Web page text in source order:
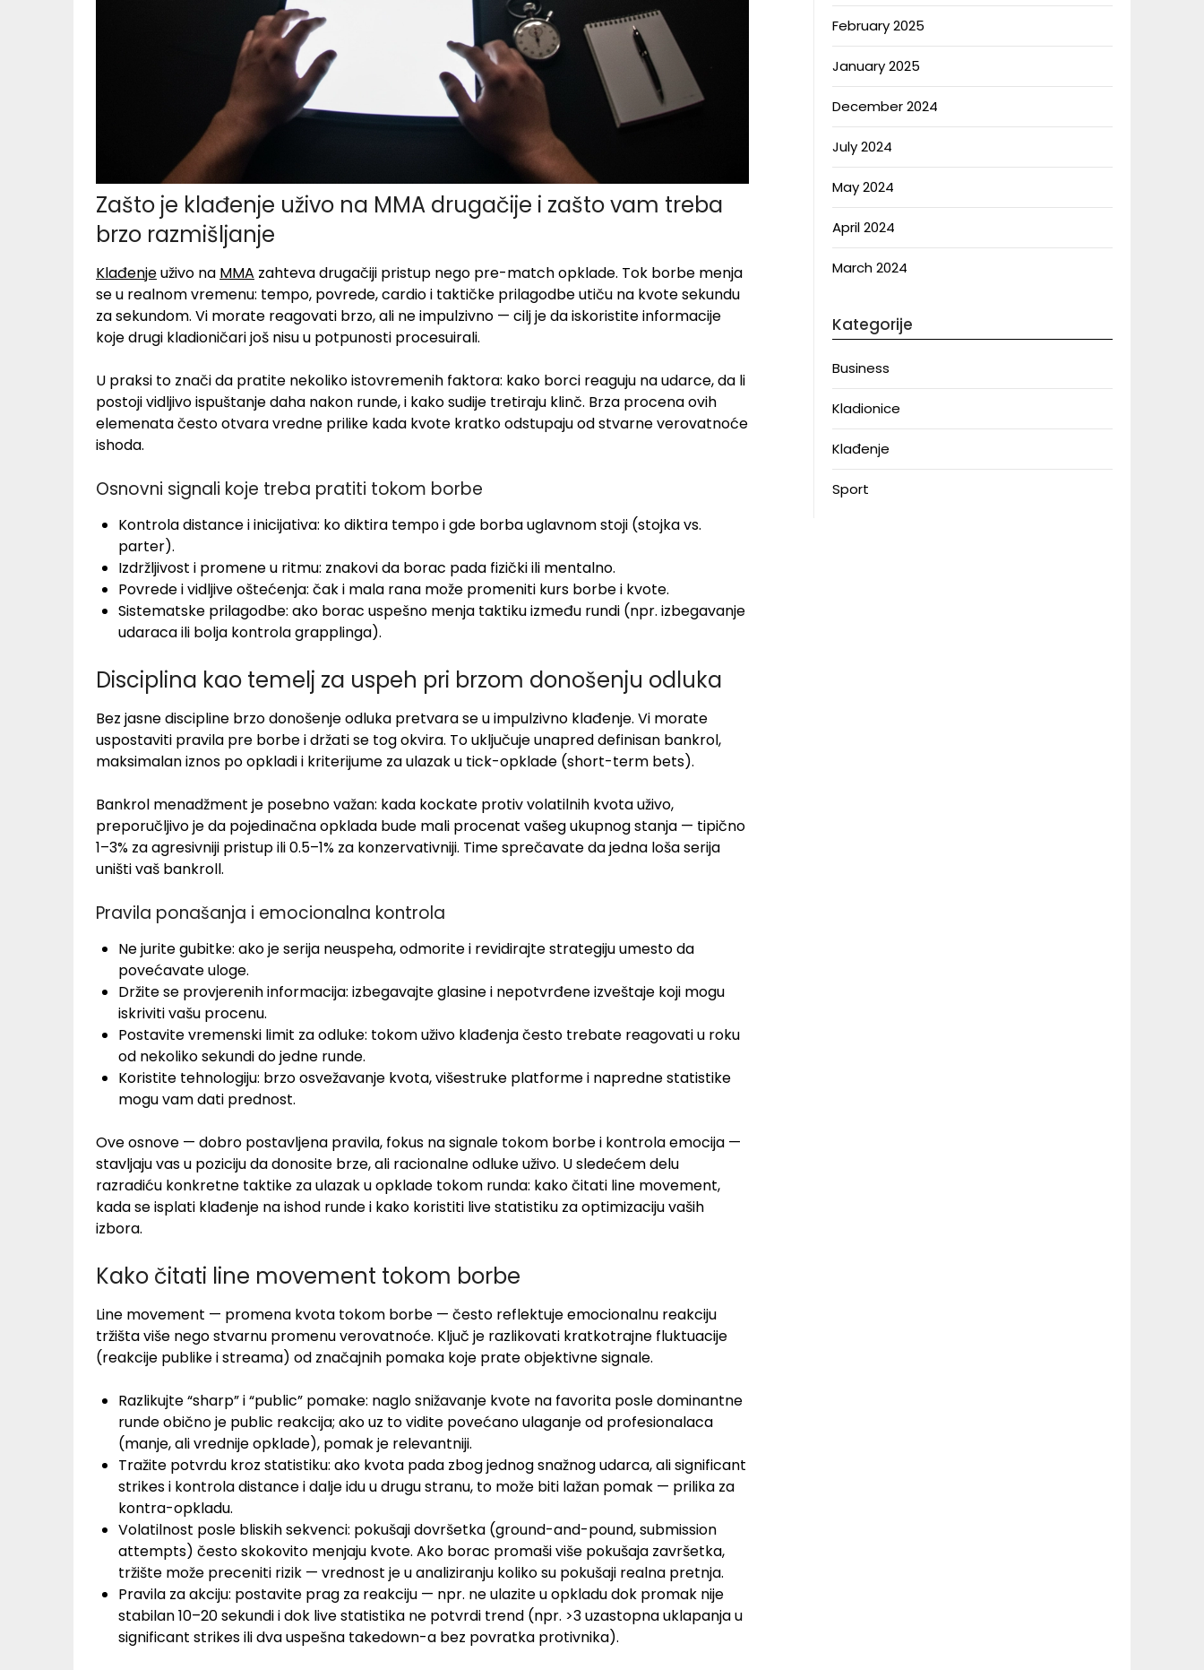
Zašto je klađenje uživo na MMA drugačije i zašto vam treba
brzo razmišljanje
Klađenjeuživo na MMA zahteva drugačiji pristup nego pre-match opklade. Tok borbe menja
se u realnom vremenu: tempo, povrede, cardio i taktičke prilagodbe utiču na kvote sekundu
za sekundom. Vi morate reagovati brzo, ali ne impulzivno — cilj je da iskoristite informacije
koje drugi kladioničari još nisu u potpunosti procesuirali.
U praksi to znači da pratite nekoliko istovremenih faktora: kako borci reaguju na udarce, da li
postoji vidljivo ispuštanje daha nakon runde, i kako sudije tretiraju klinč. Brza procena ovih
elemenata često otvara vredne prilike kada kvote kratko odstupaju od stvarne verovatnoće
ishoda.
Osnovni signali koje treba pratiti tokom borbe
Kontrola distance i inicijativa: ko diktira tempо i gde borba uglavnom stoji (stojka vs.
parter).
Izdržljivost i promene u ritmu: znakovi da borac pada fizički ili mentalno.
Povrede i vidljive oštećenja: čak i mala rana može promeniti kurs borbe i kvote.
Sistematske prilagodbe: ako borac uspešno menja taktiku između rundi (npr. izbegavanje
udaraca ili bolja kontrola grapplinga).
Disciplina kao temelj za uspeh pri brzom donošenju odluka
Bez jasne discipline brzo donošenje odluka pretvara se u impulzivno klađenje. Vi morate
uspostaviti pravila pre borbe i držati se tog okvira. To uključuje unapred definisan bankrol,
maksimalan iznos po opkladi i kriterijume za ulazak u tick-opklade (short-term bets).
Bankrol menadžment je posebno važan: kada kockate protiv volatilnih kvota uživo,
preporučljivo je da pojedinačna opklada bude mali procenat vašeg ukupnog stanja — tipično
1–3% za agresivniji pristup ili 0.5–1% za konzervativniji. Time sprečavate da jedna loša serija
uništi vaš bankroll.
Pravila ponašanja i emocionalna kontrola
Ne jurite gubitke: ako je serija neuspeha, odmorite i revidirajte strategiju umesto da
povećavate uloge.
Držite se provjerenih informacija: izbegavajte glasine i nepotvrđene izveštaje koji mogu
iskriviti vašu procenu.
Postavite vremenski limit za odluke: tokom uživo klađenja često trebate reagovati u roku
od nekoliko sekundi do jedne runde.
Koristite tehnologiju: brzo osvežavanje kvota, višestruke platforme i napredne statistike
mogu vam dati prednost.
Ove osnove — dobro postavljena pravila, fokus na signale tokom borbe i kontrola emocija —
stavljaju vas u poziciju da donosite brze, ali racionalne odluke uživo. U sledećem delu
razradiću konkretne taktike za ulazak u opklade tokom runda: kako čitati line movement,
kada se isplati klađenje na ishod runde i kako koristiti live statistiku za optimizaciju vaših
izbora.
Kako čitati line movement tokom borbe
Line movement — promena kvota tokom borbe — često reflektuje emocionalnu reakciju
tržišta više nego stvarnu promenu verovatnoće. Ključ je razlikovati kratkotrajne fluktuacije
(reakcije publike i streama) od značajnih pomaka koje prate objektivne signale.
Razlikujte “sharp” i “public” pomake: naglo snižavanje kvote na favorita posle dominantne
runde obično je public reakcija; ako uz to vidite povećano ulaganje od profesionalaca
(manje, ali vrednije opklade), pomak je relevantniji.
Tražite potvrdu kroz statistiku: ako kvota pada zbog jednog snažnog udarca, ali significant
strikes i kontrola distance i dalje idu u drugu stranu, to može biti lažan pomak — prilika za
kontra-opkladu.
Volatilnost posle bliskih sekvenci: pokušaji dovršetka (ground-and-pound, submission
attempts) često skokovito menjaju kvote. Ako borac promaši više pokušaja završetka,
tržište može preceniti rizik — vrednost je u analiziranju koliko su pokušaji realna pretnja.
Pravila za akciju: postavite prag za reakciju — npr. ne ulazite u opkladu dok promak nije
stabilan 10–20 sekundi i dok live statistika ne potvrdi trend (npr. >3 uzastopna uklapanja u
significant strikes ili dva uspešna takedown-a bez povratka protivnika).
February 2025
January 2025
December 2024
July 2024
May 2024
April 2024
March 2024
Kategorije
Business
Kladionice
Klađenje
Sport